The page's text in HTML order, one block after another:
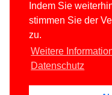
Indem Sie
stimmen Sie der
zu.
Weitere
Datenschutz